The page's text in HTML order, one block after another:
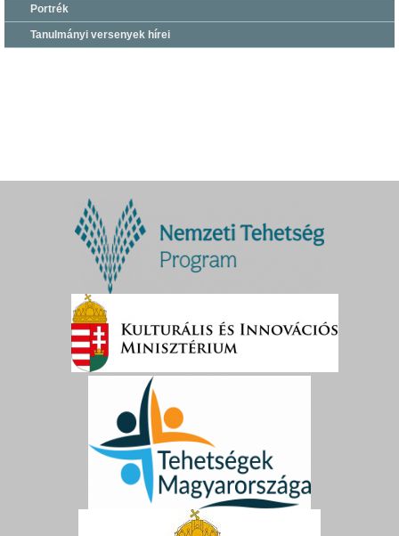
Portrék
Tanulmányi versenyek hírei